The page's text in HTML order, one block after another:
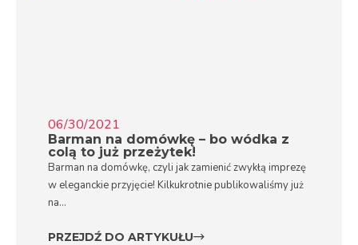
06/30/2021
Barman na domówkę – bo wódka z
colą to już przeżytek!
Barman na domówkę, czyli jak zamienić zwykłą imprezę
w eleganckie przyjęcie! Kilkukrotnie publikowaliśmy już
na...
PRZEJDŹ DO ARTYKUŁU